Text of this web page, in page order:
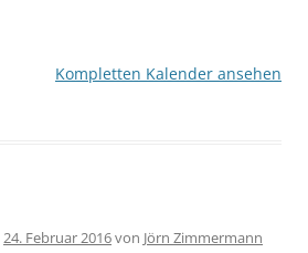
Kompletten Kalender ansehen
24. Februar 2016von Jörn Zimmermann